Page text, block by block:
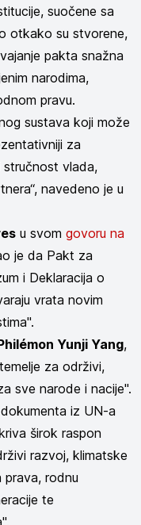
suočene sa
otkako su stvorene,
pakta snažna
narodima,
pravu.
sustava koji može
za
stručnost vlada,
navedeno je u
u svom govoru na
je da Pakt za
i Deklaracija o
vrata novim
Yunji Yang,
za održivi,
sve narode i nacije".
iz UN-a
širok raspon
razvoj, klimatske
prava, rodnu
te